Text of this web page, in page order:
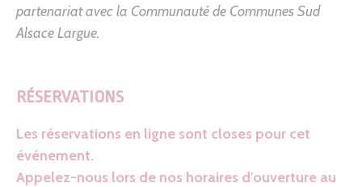
partenariat avec la Communauté de Communes Sud
Alsace Largue.
RÉSERVATIONS
Les réservations en ligne sont closes pour cet
événement.
Appelez-nous lors de nos horaires d'ouverture au